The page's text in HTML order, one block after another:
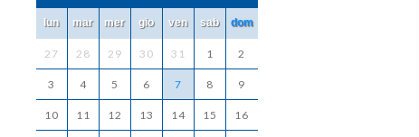
lun mar mer gio ven sab dom
27 28 29 30 31 1 2
3 4 5 6 7 8 9
10 11 12 13 14 15 16